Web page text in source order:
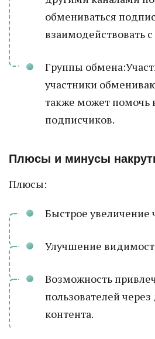
обмениваться
взаимодействовать
Группы
участники
также может помочь
подписчиков.
Плюсы и минусы
Плюсы:
Быстрое увеличение
Улучшение
Возможность
пользователей через
контента.